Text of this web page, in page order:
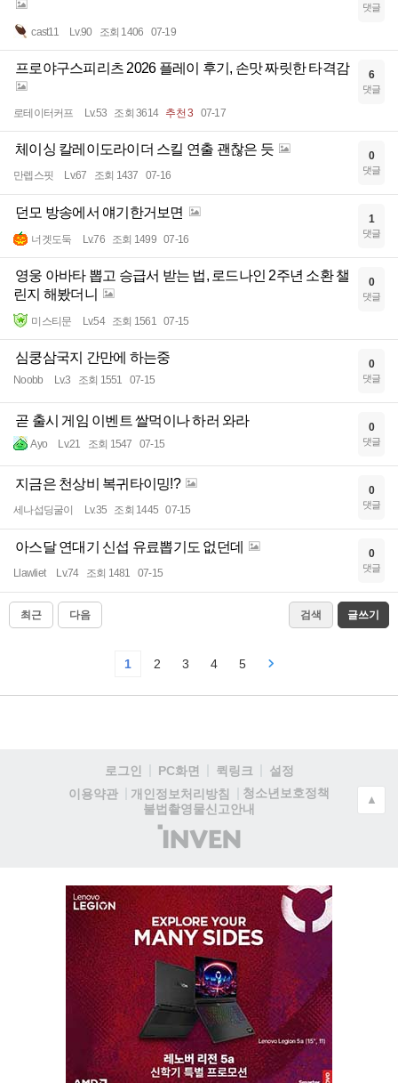
cast11 Lv.90 조회 1406 07-19
댓글
프로야구스피리츠 2026 플레이 후기, 손맛 짜릿한 타격감
로테이터커프 Lv.53 조회 3614 추천 3 07-17
6
댓글
체이싱 칼레이도라이더 스킬 연출 괜찮은 듯
만렙스핏 Lv.67 조회 1437 07-16
0
댓글
던모 방송에서 얘기한거보면
너겟도둑 Lv.76 조회 1499 07-16
1
댓글
영웅 아바타 뽑고 승급서 받는 법, 로드나인 2주년 소환 챌
린지 해봤더니
미스티문 Lv.54 조회 1561 07-15
0
댓글
심쿵삼국지 간만에 하는중
Noobb Lv.3 조회 1551 07-15
0
댓글
곧 출시 게임 이벤트 쌀먹이나 하러 와라
Ayo Lv.21 조회 1547 07-15
0
댓글
지금은 천상비 복귀타이밍!?
세나섭딩굴이 Lv.35 조회 1445 07-15
0
댓글
아스달 연대기 신섭 유료뽑기도 없던데
Llawliet Lv.74 조회 1481 07-15
0
댓글
최근 다음 검색 글쓰기
1 2 3 4 5
로그인 PC화면 퀵링크
설정
이용약관
개인정보처리방침
청소년보호정책
불법촬영물신고안내
(주)
인
▲